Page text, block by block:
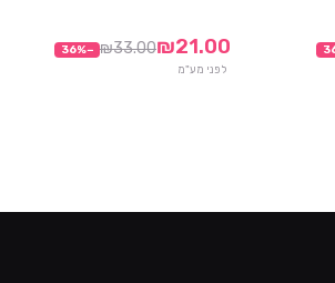
₪21.00
₪33.00
−
36%
לפני מע"מ